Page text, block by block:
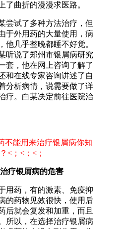
了曲折的漫漫求医路。
尝试了多种方法治疗，但
于外用药的大量使用，病
他几乎整晚都睡不好觉。
听说了郑州市银屑病研究
套，他在网上咨询了解了
和在线专家咨询讲述了自
分析病情，说需要做了详
疗。白某决定前往医院治
不能用来治疗银屑病你知
<；<；<；
疗银屑病的危害
用药，有的激素、免疫抑
的药物见效很快，使用后
后就会复发和加重，而且
所以，在选择治疗银屑病